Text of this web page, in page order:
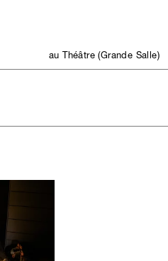
au Théâtre (Grande Salle)